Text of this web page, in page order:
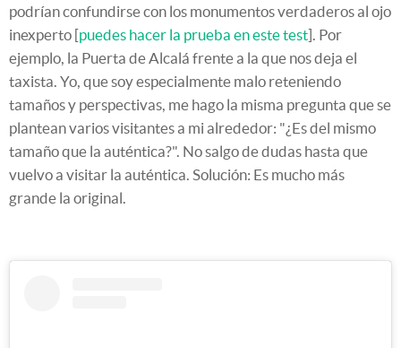
podrían confundirse con los monumentos verdaderos al ojo
inexperto [puedes hacer la prueba en este test]. Por
ejemplo, la Puerta de Alcalá frente a la que nos deja el
taxista. Yo, que soy especialmente malo reteniendo
tamaños y perspectivas, me hago la misma pregunta que se
plantean varios visitantes a mi alrededor: "¿Es del mismo
tamaño que la auténtica?". No salgo de dudas hasta que
vuelvo a visitar la auténtica. Solución: Es mucho más
grande la original.